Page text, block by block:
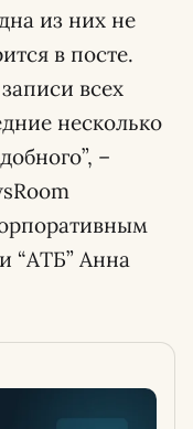
из них не
в посте.
всех
несколько
–
“АТБ” Анна